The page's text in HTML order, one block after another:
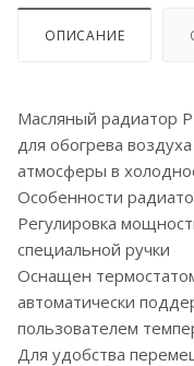
ОПИСАНИЕ
Масляный радиатор
для обогрева
атмосферы в
Особенности
Регулировка
специальной ручки
Оснащен
автоматически
пользователем
Для удобства